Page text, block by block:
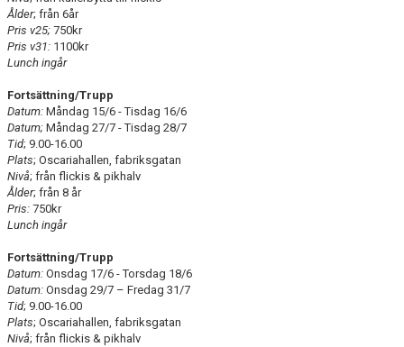
Ålder; från 6år
Pris v25; 750kr
Pris v31: 1100kr
Lunch ingår
Fortsättning/Trupp
Datum: Måndag 15/6 - Tisdag 16/6
Datum; Måndag 27/7 - Tisdag 28/7
Tid; 9.00-16.00
Plats; Oscariahallen, fabriksgatan
Nivå; från flickis & pikhalv
Ålder; från 8 år
Pris: 750kr
Lunch ingår
Fortsättning/Trupp
Datum: Onsdag 17/6 - Torsdag 18/6
Datum: Onsdag 29/7 – Fredag 31/7
Tid; 9.00-16.00
Plats; Oscariahallen, fabriksgatan
Nivå; från flickis & pikhalv